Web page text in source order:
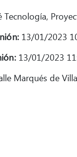
Tecnología,
13/01/2023
13/01/2023
Marqués de